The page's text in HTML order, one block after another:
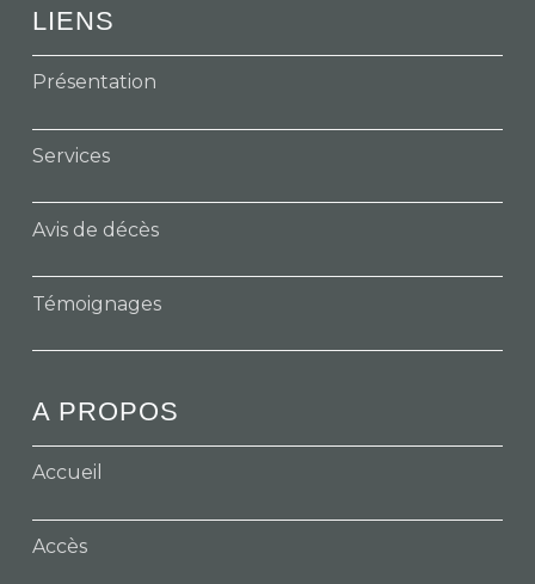
LIENS
Présentation
Services
Avis de décès
Témoignages
A PROPOS
Accueil
Accès